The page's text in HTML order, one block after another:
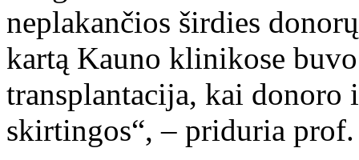
neplakančios širdies
kartą Kauno klinikose
transplantacija, kai donoro
skirtingos“, – priduria